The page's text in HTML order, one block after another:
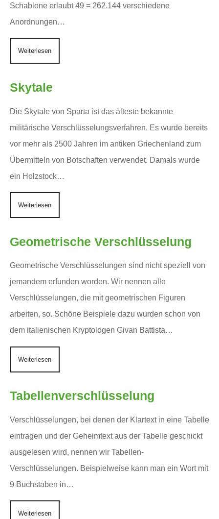
Schablone erlaubt 49 = 262.144 verschiedene
Anordnungen…
Weiterlesen
Skytale
Die Skytale von Sparta ist das älteste bekannte
militärische Verschlüsselungsverfahren. Es wurde bereits
vor mehr als 2500 Jahren im antiken Griechenland zum
Übermitteln von Botschaften verwendet. Damals wurde
ein Holzstock…
Weiterlesen
Geometrische Verschlüsselung
Geometrische Verschlüsselungen sind nicht speziell von
jemandem erfunden worden. Wir nennen alle
Verschlüsselungen, die mit geometrischen Figuren
arbeiten, so. Schöne Beispiele dazu wurden schon von
dem italienischen Kryptologen Givan Battista…
Weiterlesen
Tabellenverschlüsselung
Verschlüsselungen, bei denen der Klartext in eine Tabelle
eintragen und der Geheimtext aus der Tabelle geschickt
ausgelesen wird, nennen wir Tabellen-
Verschlüsselungen. Beispielweise kann man ein Wort mit
9 Buchstaben in…
Weiterlesen